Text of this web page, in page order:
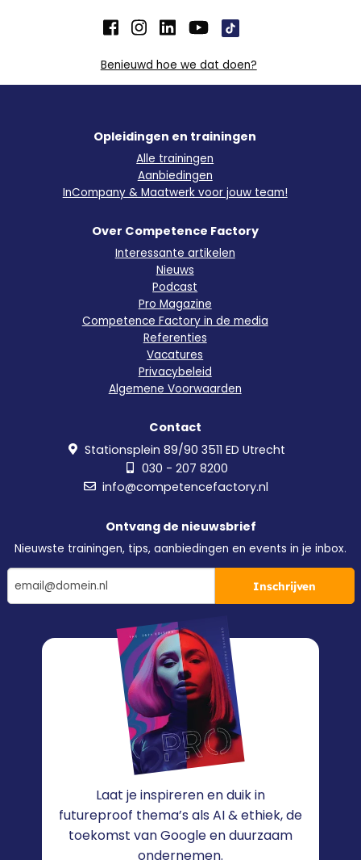
Benieuwd hoe we dat doen?
Opleidingen en trainingen
Alle trainingen
Aanbiedingen
InCompany & Maatwerk voor jouw team!
Over Competence Factory
Interessante artikelen
Nieuws
Podcast
Pro Magazine
Competence Factory in de media
Referenties
Vacatures
Privacybeleid
Algemene Voorwaarden
Contact
Stationsplein 89/90 3511 ED Utrecht
030 - 207 8200
info@competencefactory.nl
Ontvang de nieuwsbrief
Nieuwste trainingen, tips, aanbiedingen en events in je inbox.
Inschrijven
Laat je inspireren en duik in
futureproof thema’s als AI & ethiek, de
toekomst van Google en duurzaam
ondernemen.